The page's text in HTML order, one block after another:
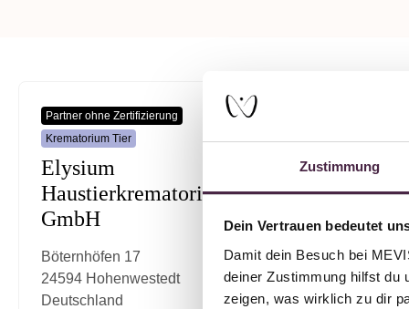
Zustimmung
Dein Vertrauen bedeutet
Damit dein Besuch bei
deiner Zustimmung hilfst du
zeigen, was wirklich zu dir
Partner ohne Zertifizierung
Krematorium Tier
Elysium
Haustierkrematorium
GmbH
Böternhöfen 17
24594 Hohenwestedt
Deutschland
Kieler
24582